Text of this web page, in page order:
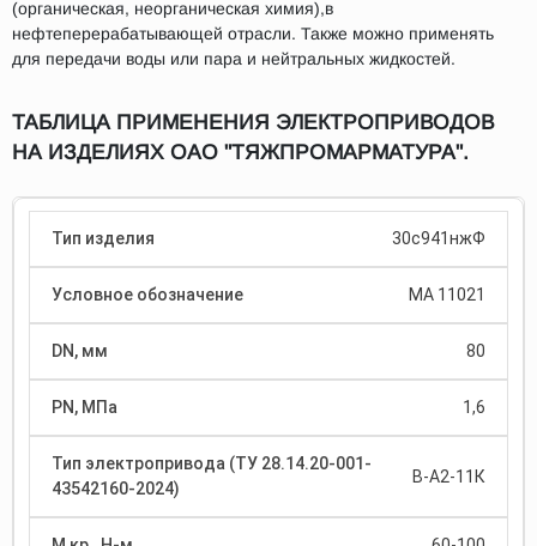
(органическая, неорганическая химия),в
нефтеперерабатывающей отрасли. Также можно применять
для передачи воды или пара и нейтральных жидкостей.
ТАБЛИЦА ПРИМЕНЕНИЯ ЭЛЕКТРОПРИВОДОВ
НА ИЗДЕЛИЯХ ОАО "ТЯЖПРОМАРМАТУРА".
30с941нжФ
МА 11021
80
1,6
В-А2-11К